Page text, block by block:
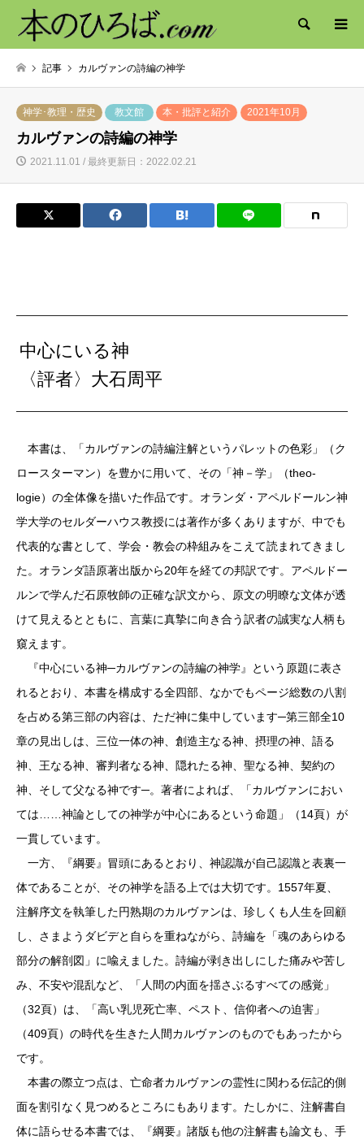
検索
記事 カルヴァンの詩編の神学
神学･教理・歴史 教文館 本・批評と紹介 2021年10月
カルヴァンの詩編の神学
2021.11.01 / 最終更新日：2022.02.21
中心にいる神
〈評者〉大石周平
本書は、「カルヴァンの詩編注解というパレットの色彩」（ク
ロースターマン）を豊かに用いて、その「神 －学」（theo-
logie）の全体像を描いた作品です。オランダ・アペルドールン神
学大学のセルダーハウス教授には著作が多くありますが、中でも
代表的な書として、学会・教会の枠組みをこえて読まれてきまし
た。オランダ語原著出版から20年を経ての邦訳です。アペルドー
ルンで学んだ石原牧師の正確な訳文から、原文の明瞭な文体が透
けて見えるとともに、言葉に真摯に向き合う訳者の誠実な人柄も
窺えます。
『中心にいる神─カルヴァンの詩編の神学』という原題に表さ
れるとおり、本書を構成する全四部、なかでもページ総数の八割
を占める第三部の内容は、 ただ神に集中しています─第三部全10
章の見出しは、三位一体の神、創造主なる神、摂理の神、語る
神、王なる神、審判者なる神、隠れたる神、聖なる神、契約の
神、そして父なる神です─。著者によれば、「カルヴァンにおい
ては……神論としての神学が中心にあるという命題」（14頁）が
一貫しています。
一方、『綱要』冒頭にあるとおり、神認識が自己認識と表裏一
体であることが、その神学を語る上では大切です。1557年夏、
注解序文を執筆した円熟期のカルヴァンは、珍しくも人生を回顧
し、さまようダビデと自らを重ねながら、詩編を「魂のあらゆる
部分の解剖図」に喩えました。詩編が剥き出しにした痛みや苦し
み、不安や混乱など、「人間の内面を揺さぶるすべての感覚」
（32頁）は、「高い乳児死亡率、ペスト、信仰者への迫害」
（409頁）の時代を生きた人間カルヴァンのものでもあったから
です。
本書の際立つ点は、亡命者カルヴァンの霊性に関わる伝記的側
面を割引なく見つめるところにもあります。たしかに、注解書自
体に語らせる本書では、『綱要』諸版も他の注解書も論文も、手